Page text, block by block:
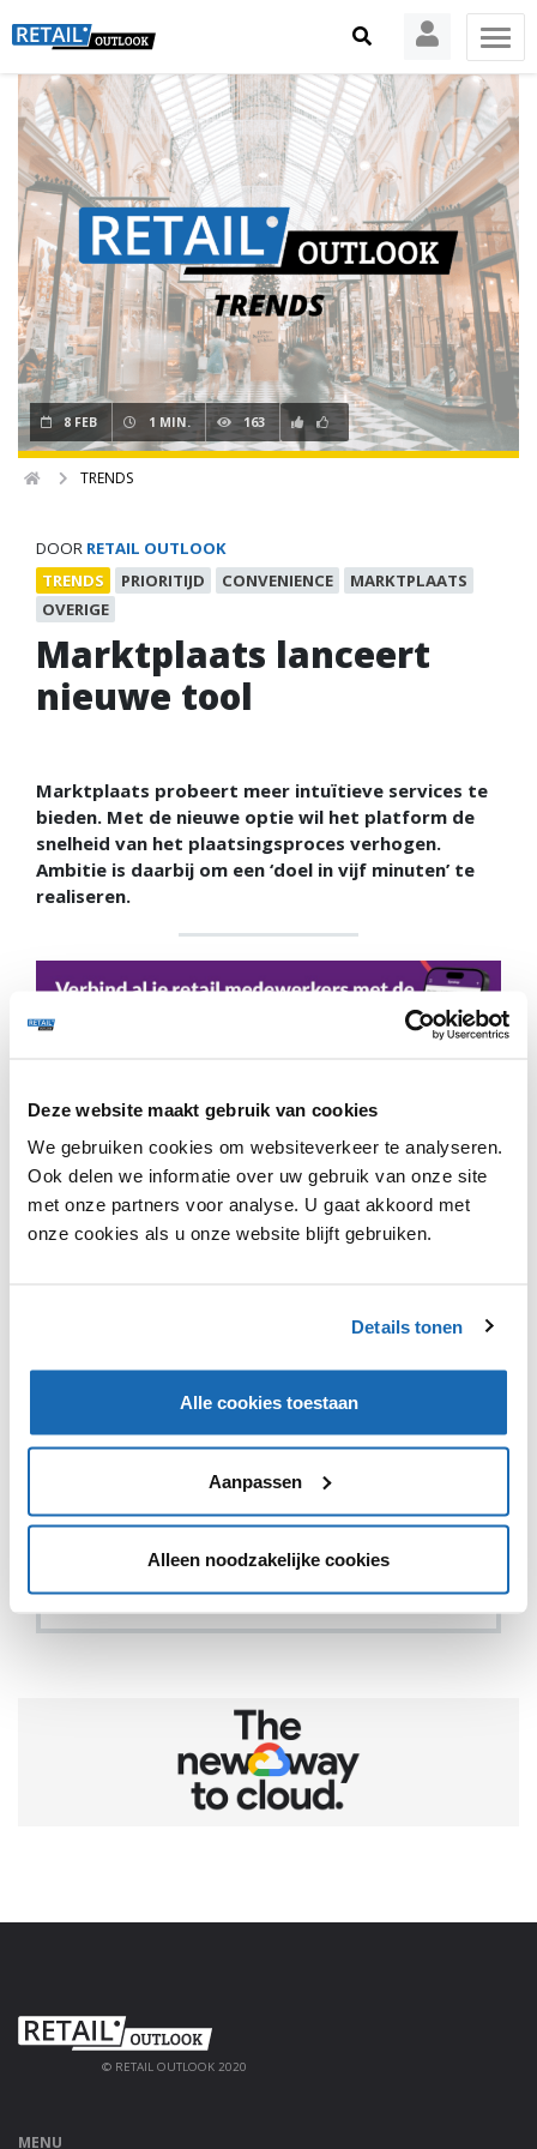
Deze website maakt gebruik van cookies
We gebruiken cookies om websiteverkeer te analyseren.
Ook delen we informatie over uw gebruik van onze site
met onze partners voor analyse. U gaat akkoord met
onze cookies als u onze website blijft gebruiken.
Details tonen
Alle cookies toestaan
Aanpassen
Alleen noodzakelijke cookies
8 FEB 1 MIN. 163
TRENDS
DOOR RETAIL OUTLOOK
TRENDS
PRIORITIJD CONVENIENCE
MARKTPLAATS
OVERIGE
Marktplaats lanceert
nieuwe tool
Marktplaats probeert meer intuïtieve services te
bieden. Met de nieuwe optie wil het platform de
snelheid van het plaatsingsproces verhogen.
Ambitie is daarbij om een ‘doel in vijf minuten’ te
realiseren.
Marktplaats gaat een nieuwe tool op zijn platform
lanceren waarbij gebruikers voortaan alleen maar een
foto van het product hoeven te uploaden, waarna
productspecificaties vervolgens automatisch worden
ingevuld. Daarnaast geeft de tool ook een suggestie
© RETAIL OUTLOOK 2020
MENU